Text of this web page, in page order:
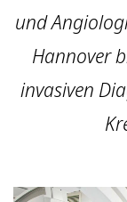
und
Hannover
invasiven